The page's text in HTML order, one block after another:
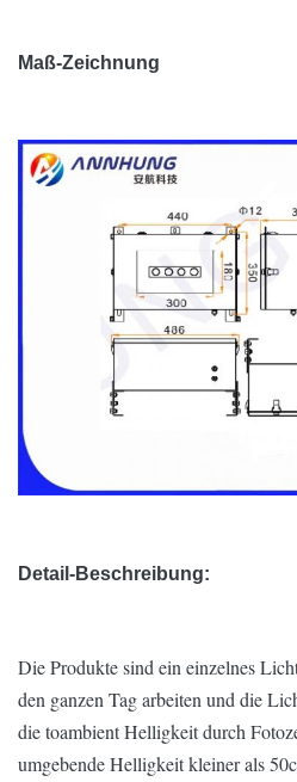
Körper-Material
Befestigung
486
Breite (Millimeter) 400
Tiefe (Millimeter) 320
15
Umweltfaktoren
Wasserdicht IP65
Befolgung
Maß-Zeichnung
Detail-Beschreibung:
Die Produkte sind ein einzelnes
den ganzen Tag arbeiten und die
die toambient Helligkeit durch
umgebende Helligkeit kleiner als